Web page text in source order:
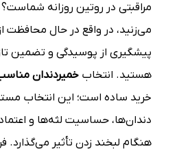
مراقبتی در روتین روزانه
می‌زنید، در واقع در حال محافظت
پیشگیری از پوسیدگی و تضمین
هستید. انتخاب خمیردندان
خرید ساده است؛ این انتخاب
دندان‌ها، حساسیت لثه‌ها و
هنگام لبخند زدن تأثیر می‌گذارد.